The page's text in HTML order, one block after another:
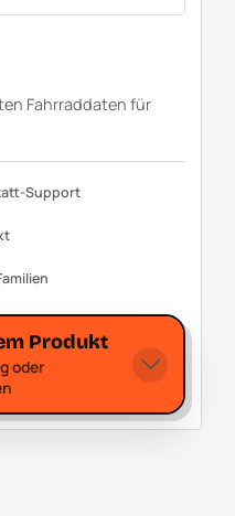
Fahrraddaten für
Support
Produkt
oder